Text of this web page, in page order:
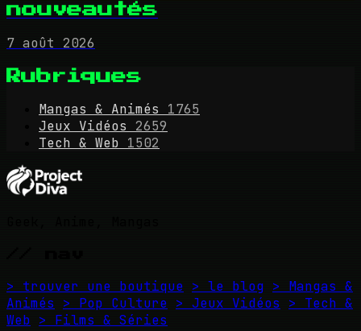
nouveautés
7 août 2026
Rubriques
Mangas & Animés
1765
Jeux Vidéos
2659
Tech & Web 1502
> trouver une boutique > le blog > Mangas &
Animés
> Pop Culture > Jeux Vidéos
> Tech &
Web > Films & Séries